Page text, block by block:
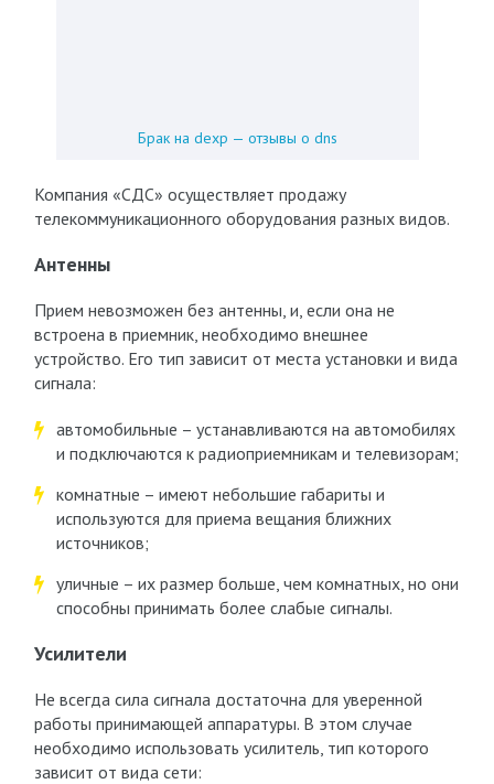
Брак на dexp — отзывы о dns
Компания «СДС» осуществляет продажу
телекоммуникационного оборудования разных видов.
Антенны
Прием невозможен без антенны, и, если она не
встроена в приемник, необходимо внешнее
устройство. Его тип зависит от места установки и вида
сигнала:
автомобильные – устанавливаются на автомобилях
и подключаются к радиоприемникам и телевизорам;
комнатные – имеют небольшие габариты и
используются для приема вещания ближних
источников;
уличные – их размер больше, чем комнатных, но они
способны принимать более слабые сигналы.
Усилители
Не всегда сила сигнала достаточна для уверенной
работы принимающей аппаратуры. В этом случае
необходимо использовать усилитель, тип которого
зависит от вида сети: